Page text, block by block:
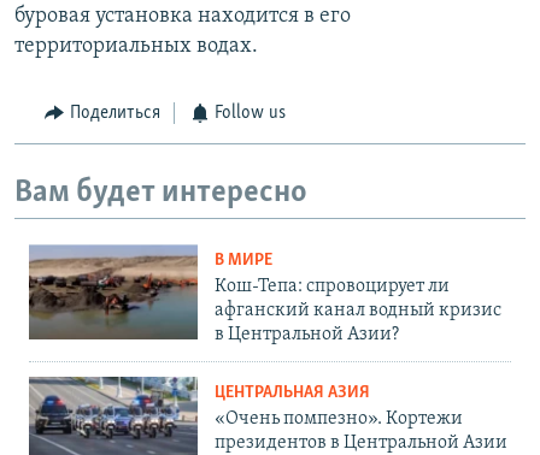
буровая установка находится в его
территориальных водах.
Поделиться Follow us
Вам будет интересно
В МИРЕ
Кош-Тепа: спровоцирует ли
афганский канал водный кризис
в Центральной Азии?
ЦЕНТРАЛЬНАЯ АЗИЯ
«Очень помпезно». Кортежи
президентов в Центральной Азии